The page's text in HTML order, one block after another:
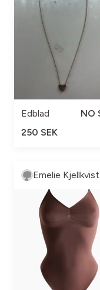
Edblad
NO
250 SEK
Emelie Kjellkvist